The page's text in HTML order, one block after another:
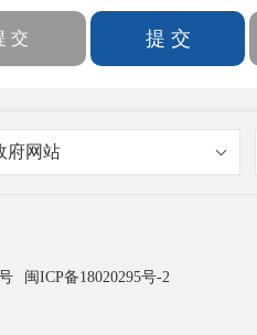
府网站
闽ICP备18020295号-2